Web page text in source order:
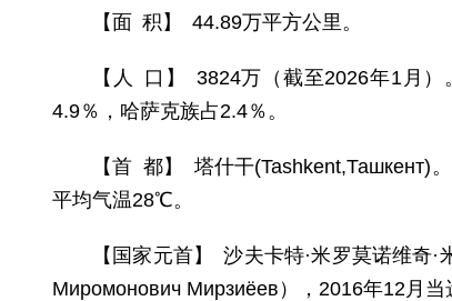
【面 积】 44.89万平方公里。
【人 口】 3824万（截至2026年1月
4.9％，哈萨克族占2.4％。
【首 都】 塔什干(Tashkent,Ташкент)
平均气温28℃。
【国家元首】 沙夫卡特·米罗莫诺维
Миромонович Мирзиёев），2016年12月当